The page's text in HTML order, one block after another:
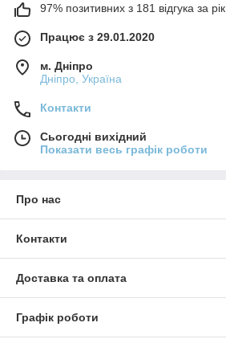
97% позитивних з 181 відгука за рік
Працює з 29.01.2020
м. Дніпро
Дніпро, Україна
Контакти
Сьогодні вихідний
Показати весь графік роботи
Про нас
Контакти
Доставка та оплата
Графік роботи